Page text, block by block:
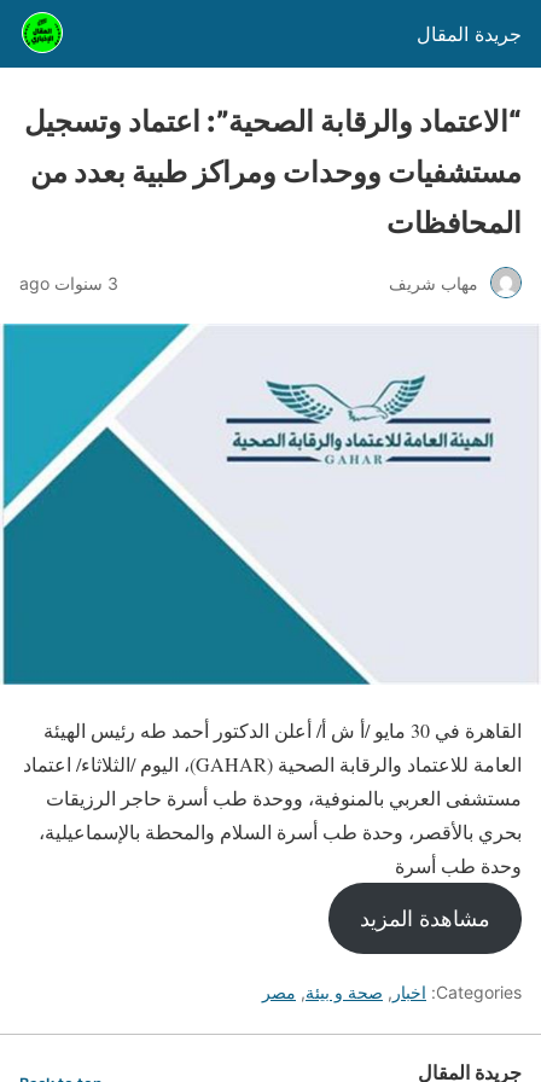
جريدة المقال
“الاعتماد والرقابة الصحية”: اعتماد وتسجيل
مستشفيات ووحدات ومراكز طبية بعدد من
المحافظات
مهاب شريف 3 سنوات ago
القاهرة في 30 مايو /أ ش أ/ أعلن الدكتور أحمد طه رئيس الهيئة
العامة للاعتماد والرقابة الصحية (GAHAR)، اليوم /الثلاثاء/ اعتماد
مستشفى العربي بالمنوفية، ووحدة طب أسرة حاجر الرزيقات
بحري بالأقصر، وحدة طب أسرة السلام والمحطة بالإسماعيلية،
وحدة طب أسرة
مشاهدة المزيد
Categories: اخبار , صحة و بيئة, مصر
جريدة المقال